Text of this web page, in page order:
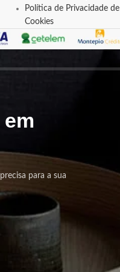
Política de Privacidade de
Cookies
para a sua